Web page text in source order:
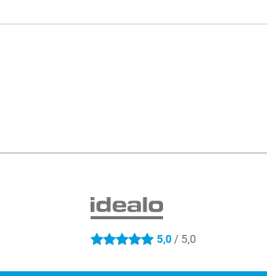
5 Sterne 5,0/ 5,0